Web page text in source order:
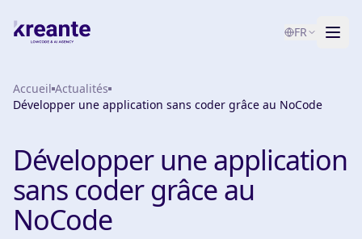
FR
Services
À propos
Test de maturité IA
Accueil Actualités
Développer une application sans coder grâce au NoCode
Développer une application
sans coder grâce au
NoCode